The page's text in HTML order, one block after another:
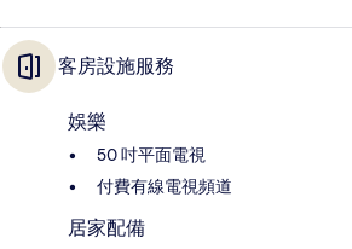
客房設施服務
娛樂
50 吋平面電視
付費有線電視頻道
居家配備